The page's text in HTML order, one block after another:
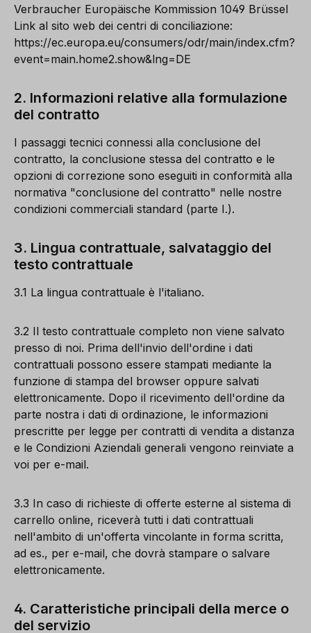
Verbraucher Europäische Kommission 1049 Brüssel
Link al sito web dei centri di conciliazione:
https://ec.europa.eu/consumers/odr/main/index.cfm?
event=main.home2.show&lng=DE
2. Informazioni relative alla formulazione
del contratto
I passaggi tecnici connessi alla conclusione del
contratto, la conclusione stessa del contratto e le
opzioni di correzione sono eseguiti in conformità alla
normativa "conclusione del contratto" nelle nostre
condizioni commerciali standard (parte I.).
3. Lingua contrattuale, salvataggio del
testo contrattuale
3.1 La lingua contrattuale è l'italiano.
3.2 Il testo contrattuale completo non viene salvato
presso di noi. Prima dell'invio dell'ordine i dati
contrattuali possono essere stampati mediante la
funzione di stampa del browser oppure salvati
elettronicamente. Dopo il ricevimento dell'ordine da
parte nostra i dati di ordinazione, le informazioni
prescritte per legge per contratti di vendita a distanza
e le Condizioni Aziendali generali vengono reinviate a
voi per e-mail.
3.3 In caso di richieste di offerte esterne al sistema di
carrello online, riceverà tutti i dati contrattuali
nell'ambito di un'offerta vincolante in forma scritta,
ad es., per e-mail, che dovrà stampare o salvare
elettronicamente.
4. Caratteristiche principali della merce o
del servizio